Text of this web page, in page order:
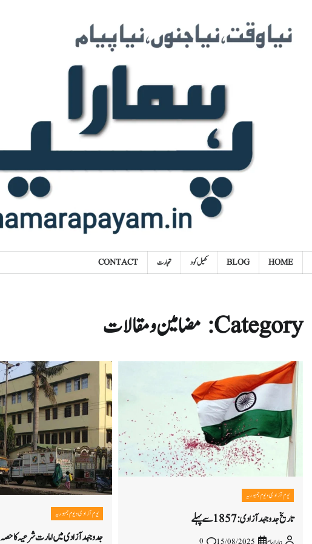
content
HOME
BLOG کھیل کود تجارت CONTACT
Category: مضامین و مقالات
یوم آزادی و یوم جمہوریہ
تاریخ جدوجہد آزادی:1857سے پہلے یوم آزادی و یوم جمہوریہ
جدوجہد آزادی میں امارت شرعیہ کا حصہ